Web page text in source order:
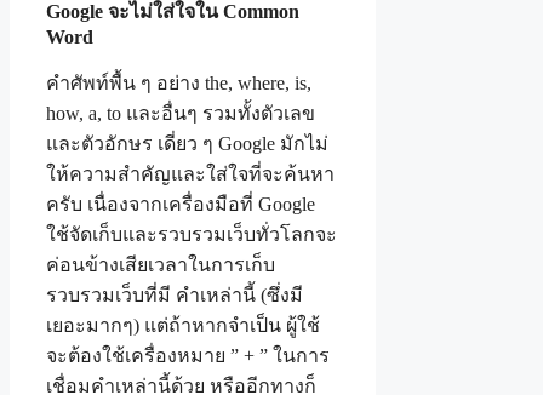
Google จะไม่ใส่ใจใน Common
Word
คำศัพท์พื้น ๆ อย่าง the, where, is,
how, a, to และอื่นๆ รวมทั้งตัวเลข
และตัวอักษร เดี่ยว ๆ Google มักไม่
ให้ความสำคัญและใส่ใจที่จะค้นหา
ครับ เนื่องจากเครื่องมือที่ Google
ใช้จัดเก็บและรวบรวมเว็บทั่วโลกจะ
ค่อนข้างเสียเวลาในการเก็บ
รวบรวมเว็บที่มี คำเหล่านี้ (ซึ่งมี
เยอะมากๆ) แต่ถ้าหากจำเป็น ผู้ใช้
จะต้องใช้เครื่องหมาย ” + ” ในการ
เชื่อมคำเหล่านี้ด้วย หรืออีกทางก็